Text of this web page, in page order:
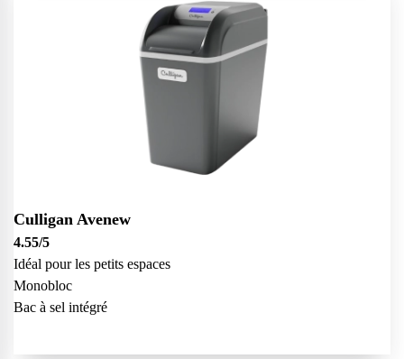
Culligan Avenew
4.55/5
Idéal pour les petits espaces
Monobloc
Bac à sel intégré